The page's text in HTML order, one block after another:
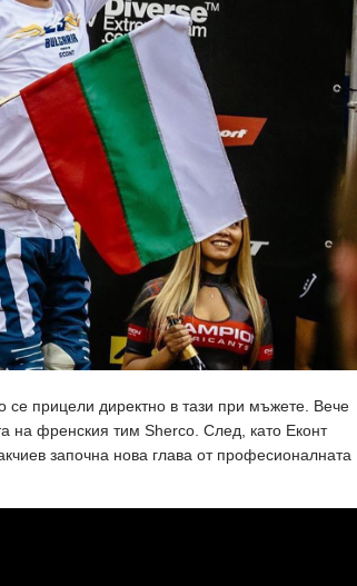
се прицели директно в тази при мъжете. Вече
на френския тим Sherco. След, като Еконт
започна нова глава от професионалната